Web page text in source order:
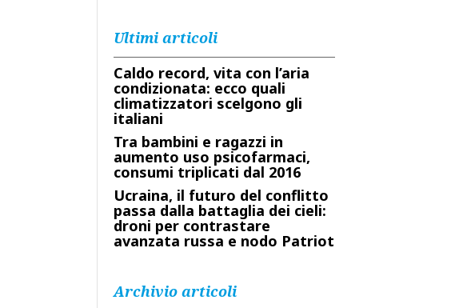
Ultimi articoli
Caldo record, vita con l’aria
condizionata: ecco quali
climatizzatori scelgono gli
italiani
Tra bambini e ragazzi in
aumento uso psicofarmaci,
consumi triplicati dal 2016
Ucraina, il futuro del conflitto
passa dalla battaglia dei cieli:
droni per contrastare
avanzata russa e nodo Patriot
Archivio articoli